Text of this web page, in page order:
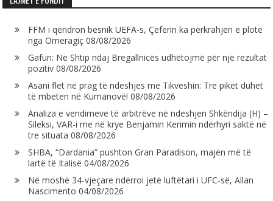
FFM i qëndron besnik UEFA-s, Çeferin ka përkrahjen e plotë
nga Omeragiç 08/08/2026
Gafuri: Në Shtip ndaj Bregallnicës udhëtojmë për një rezultat
pozitiv 08/08/2026
Asani flet në prag të ndeshjes me Tikveshin: Tre pikët duhet
të mbeten në Kumanovë! 08/08/2026
Analiza e vendimeve të arbitrëve në ndeshjen Shkëndija (H) –
Sileksi, VAR-i me në krye Benjamin Kerimin ndërhyri saktë në
tre situata 08/08/2026
SHBA, “Dardania” pushton Gran Paradison, majën më të
lartë të Italisë 04/08/2026
Në moshë 34-vjeçare ndërroi jetë luftëtari i UFC-së, Allan
Nascimento 04/08/2026